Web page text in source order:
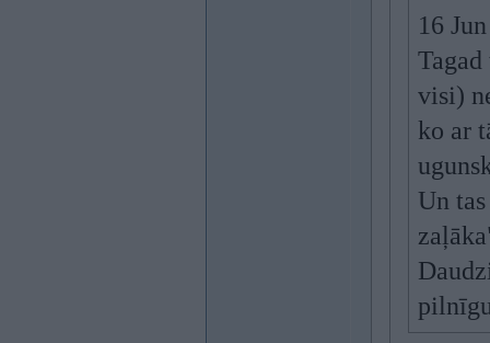
16
visi)
ko ar
Un